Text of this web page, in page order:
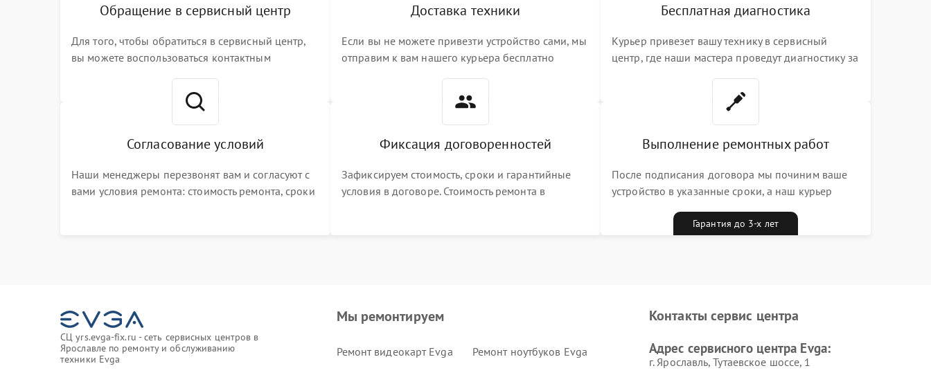
Обращение в сервисный центр
Для того, чтобы обратиться в сервисный центр,
вы можете воспользоваться контактным
номер телефона на сайте
Доставка техники
Если вы не можете привезти устройство сами, мы
отправим к вам нашего курьера бесплатно
Бесплатная диагностика
Курьер привезет вашу технику в сервисный
центр, где наши мастера проведут диагностику за
Согласование условий
Наши менеджеры перезвонят вам и согласуют с
вами условия ремонта: стоимость ремонта, сроки
Фиксация договоренностей
Зафиксируем стоимость, сроки и гарантийные
условия в договоре. Стоимость ремонта в
Выполнение ремонтных работ
После подписания договора мы починим ваше
устройство в указанные сроки, а наш курьер
талоном бесплатноГарантия до 3-х лет
СЦ yrs.evga-fix.ru - сеть сервисных центров в
Ярославле по ремонту и обслуживанию
техники Evga
Мы ремонтируем
Ремонт видеокарт Evga Ремонт ноутбуков Evga
Контакты сервис центра
Адрес сервисного центра Evga:
г. Ярославль, Тутаевское шоссе, 1